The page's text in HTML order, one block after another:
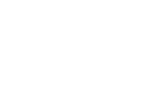
がございます。最新情報は